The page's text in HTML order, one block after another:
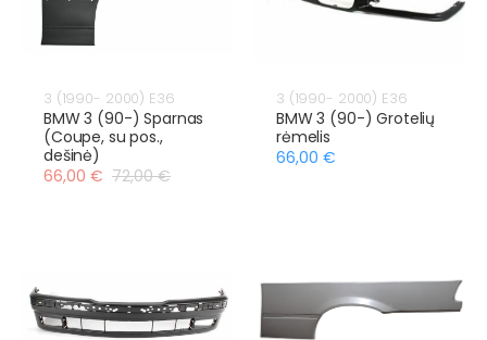
3 (1990- 2000) E36
BMW 3 (90-) Sparnas
(Coupe, su pos.,
dešinė)
66,00 € 72,00 €
3 (1990- 2000) E36
BMW 3 (90-) Grotelių
rėmelis
66,00 €